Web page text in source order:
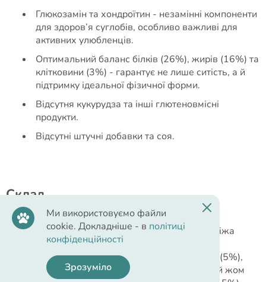
Глюкозамін та хондроїтин - незамінні компоненти
для здоров’я суглобів, особливо важливі для
активних улюбленців.
Оптимальний баланс білків (26%), жирів (16%) та
клітковини (3%) - гарантує не лише ситість, а й
підтримку ідеальної фізичної форми.
Відсутня кукурудза та інші глютеновмісні
продукти.
Відсутні штучні добавки та соя.
Cклад
Склад:
зневоднена індичка (25%), білий рис, свіжа
індичка (10%), горох колотий (8%), горох (8%),
гідролізована куряча печінка, зневоднене ягня (5%),
курячий жир, насіння льону, сушений буряковий жом
Ми використовуємо файли
cookie. Докладніше - в політиці
конфіденційності
Зрозуміло